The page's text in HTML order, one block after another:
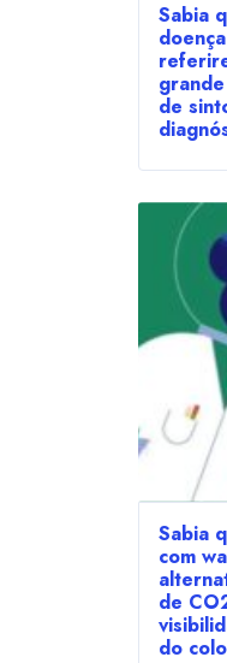
Sabia
de
Sabia
com
de
do